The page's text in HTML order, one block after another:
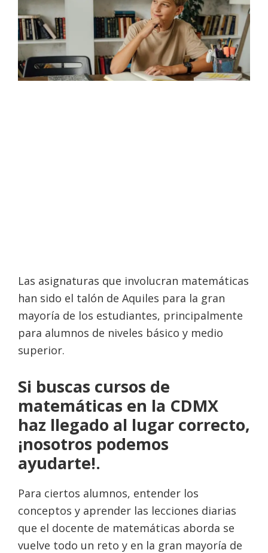
Las asignaturas que involucran matemáticas
han sido el talón de Aquiles para la gran
mayoría de los estudiantes, principalmente
para alumnos de niveles básico y medio
superior.
Si buscas cursos de
matemáticas en la CDMX
haz llegado al lugar correcto,
¡nosotros podemos
ayudarte!.
Para ciertos alumnos, entender los
conceptos y aprender las lecciones diarias
que el docente de matemáticas aborda se
vuelve todo un reto y en la gran mayoría de